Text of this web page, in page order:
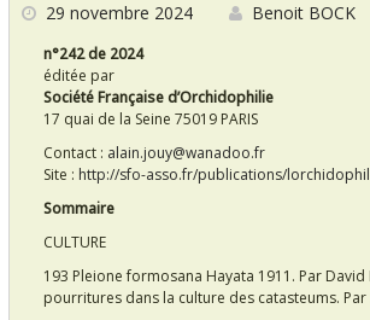
29 novembre 2024 Benoit BOCK
n°242 de 2024
éditée par
Société Française d’Orchidophilie
17 quai de la Seine 75019 PARIS
Contact : alain.jouy@wanadoo.fr
Site : http://sfo-asso.fr/publications/
Sommaire
CULTURE
193 Pleione formosana Hayata 1911. Par David
pourritures dans la culture des catasteums. Par